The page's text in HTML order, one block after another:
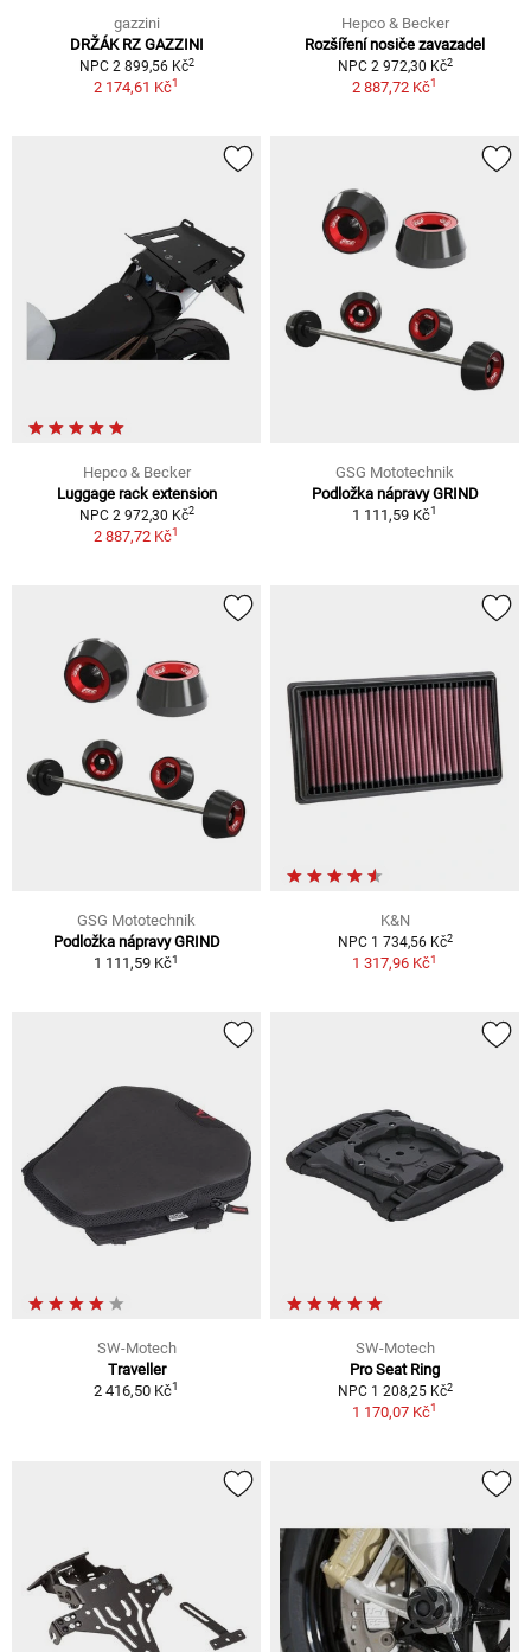
gazzini
DRŽÁK RZ GAZZINI
NPC 2 899,56 Kč2
2 174,61 Kč1
Hepco & Becker
Rozšíření nosiče zavazadel
NPC 2 972,30 Kč2
2 887,72 Kč1
Hepco & Becker
Luggage rack extension
NPC 2 972,30 Kč2
2 887,72 Kč1
GSG Mototechnik
Podložka nápravy GRIND
1 111,59 Kč1
GSG Mototechnik
Podložka nápravy GRIND
1 111,59 Kč1
K&N
NPC 1 734,56 Kč2
1 317,96 Kč1
SW-Motech
Traveller
2 416,50 Kč1
SW-Motech
Pro Seat Ring
NPC 1 208,25 Kč2
1 170,07 Kč1